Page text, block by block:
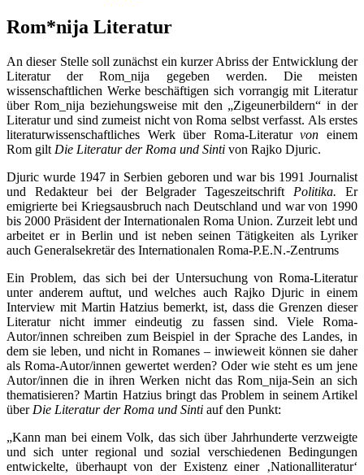
Rom*nija Literatur
An dieser Stelle soll zunächst ein kurzer Abriss der Entwicklung der
Literatur der Rom_nija gegeben werden. Die meisten
wissenschaftlichen Werke beschäftigen sich vorrangig mit Literatur
über Rom_nija beziehungsweise mit den „Zigeunerbildern“ in der
Literatur und sind zumeist nicht von Roma selbst verfasst. Als erstes
literaturwissenschaftliches Werk über Roma-Literaturvoneinem
Rom gilt Die Literatur der Roma und Sinti von Rajko Djuric.
Djuric wurde 1947 in Serbien geboren und war bis 1991 Journalist
und Redakteur bei der Belgrader Tageszeitschrift Politika. Er
emigrierte bei Kriegsausbruch nach Deutschland und war von 1990
bis 2000 Präsident der Internationalen Roma Union. Zurzeit lebt und
arbeitet er in Berlin und ist neben seinen Tätigkeiten als Lyriker
auch Generalsekretär des Internationalen Roma-P.E.N.-Zentrums
Ein Problem, das sich bei der Untersuchung von Roma-Literatur
unter anderem auftut, und welches auch Rajko Djuric in einem
Interview mit Martin Hatzius bemerkt, ist, dass die Grenzen dieser
Literatur nicht immer eindeutig zu fassen sind. Viele Roma-
Autor/innen schreiben zum Beispiel in der Sprache des Landes, in
dem sie leben, und nicht in Romanes – inwieweit können sie daher
als Roma-Autor/innen gewertet werden? Oder wie steht es um jene
Autor/innen die in ihren Werken nicht das Rom_nija-Sein an sich
thematisieren? Martin Hatzius bringt das Problem in seinem Artikel
über Die Literatur der Roma und Sinti auf den Punkt:
„Kann man bei einem Volk, das sich über Jahrhunderte verzweigte
und sich unter regional und sozial verschiedenen Bedingungen
entwickelte, überhaupt von der Existenz einer ‚Nationalliteratur‘